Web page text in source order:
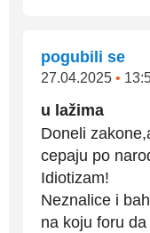
pogubili se
27.04.2025 •
u lažima
Doneli
cepaju po
Idiotizam!
Neznalice i
na koju foru